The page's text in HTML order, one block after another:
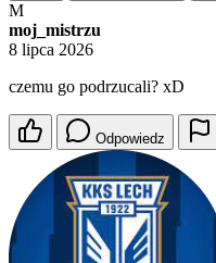
M
moj_mistrzu
8 lipca 2026
czemu go podrzucali? xD
Odpowiedz